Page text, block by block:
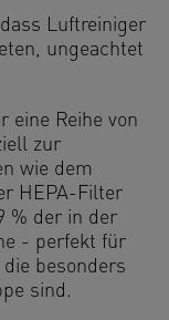
Luftreiniger
ungeachtet
eine Reihe von
zur
wie dem
HEPA-Filter
% der in der
- perfekt für
besonders
sind.